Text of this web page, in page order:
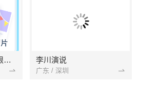
广州大立教育科技有限公司湛江分公司 李川演说
广东 / 深圳